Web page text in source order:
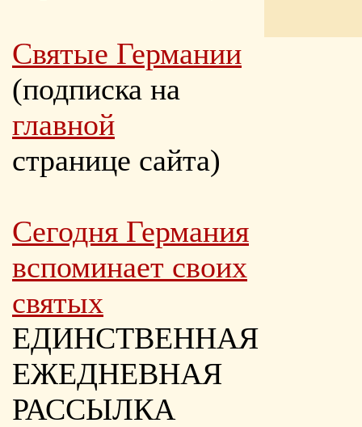
Святые Германии
(подписка на
главной
странице сайта)
Сегодня Германия
вспоминает своих
святых
ЕДИНСТВЕННАЯ
ЕЖЕДНЕВНАЯ
РАССЫЛКА